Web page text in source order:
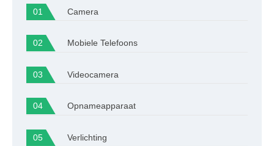
Camera
Mobiele Telefoons
Videocamera
Opnameapparaat
Verlichting